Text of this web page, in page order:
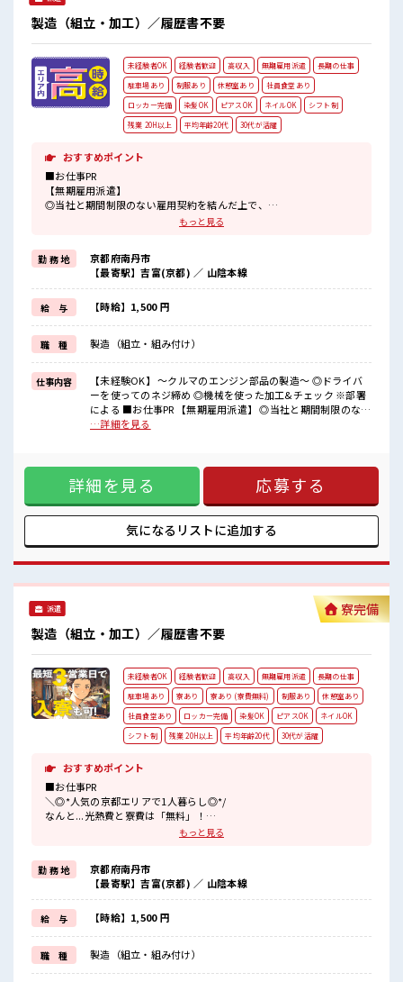
製造（組立・加工）／履歴書不要
未経験者OK 経験者歓迎 高収入 無期雇用派遣
長期の仕事
駐車場あり
制服あり 休憩室あり
社員食堂あり
ロッカー完備
染髪OK ピアスOK ネイルOK
シフト制
残業 20H以上
平均年齢20代 30代が活躍
おすすめポイント
■お仕事PR
【無期雇用派遣】
◎当社と期間制限のない雇用契約を結んだ上で、
リア充より今は稼ぎたいが希望の方に！
残業月20時間以上あります☆
派手すぎなければ多少のヘアカラーもOKなのはウレシイPoint☆
制服アリなのでナニ着ていこうか朝の悩みが解消♪
ロッカー付き職場♪
サポート体制もバッチリ！
未経験からでも安心してスタートできます☆
■職場の雰囲気
《男性スタッフさんも多数カツヤク中》
分からないことも聞きやすい職場！
空調完備で年中カイテキ♪
キバツ過ぎなければ髪のカラーリングOK！
もっと見る
勤 務 地
京都府南丹市
【最寄駅】吉富(京都) ／ 山陰本線
給 与 【時給】1,500 円
職 種 製造（組立・組み付け）
仕事内容
【未経験OK】 ～クルマのエンジン部品の製造～ ◎ドライバ
ーを使ってのネジ締め ◎機械を使った加工&チェック ※部署
による ■お仕事PR 【無期雇用派遣】 ◎当社と期間制限のない
雇用契約を結んだ上で、 派遣先で働けます◎ 交替勤務で稼げ
すぎなければ多少のヘアカラーもOKなのはウレシイPoint☆
制服アリなのでナニ着ていこうか朝の悩みが解消♪ ロッカー
付き職場♪ サポート体制もバッチリ！ 未経験からでも安心し
てスタートできます☆ ■職場の雰囲気 《男性スタッフさんも
多数カツヤク中》 分からないことも聞きやすい職場！ 空調完
備で年中カイテキ♪ キバツ過ぎなければ髪のカラーリング
ッカー完備！
…詳細を見る
詳細を見る 応募する
気になるリストに追加する
派遣
製造（組立・加工）／履歴書不要
寮完備
未経験者OK 経験者歓迎 高収入 無期雇用派遣
長期の仕事
駐車場あり
寮あり 寮あり (寮費無料) 制服あり
休憩室あり
社員食堂あり
ロッカー完備 染髪OK ピアスOK
ネイルOK
シフト制
残業 20H以上 平均年齢20代 30代が活躍
おすすめポイント
■お仕事PR
＼◎*人気の京都エリアで1人暮らし◎*/
なんと...光熱費と寮費は「無料」！
『家電を揃えるお金がナイ』
そんな方にオススメ↓↓
TV/冷蔵庫/洗濯機/エアコンなどは備え付け！
赴任時は現地までの移動交通費も規定支給！
＼◎*無期雇用派遣◎*/
◎当社と期間制限のない雇用契約を結んだ上で、
派遣先で働けます◎
大手企業の技術を身につけてスキルUPを目指しませんか(*≧∀≦)
もっと見る
勤 務 地
京都府南丹市
【最寄駅】吉富(京都) ／ 山陰本線
給 与 【時給】1,500 円
職 種 製造（組立・組み付け）